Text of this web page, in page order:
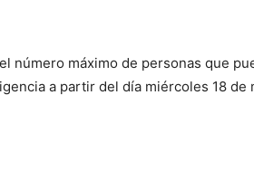
número máximo de personas que
a partir del día miércoles 18 de